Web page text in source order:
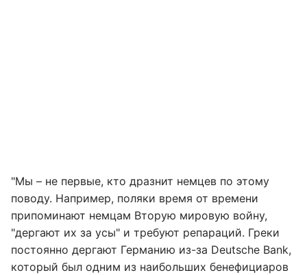
"Мы – не первые, кто дразнит немцев по этому
поводу. Например, поляки время от времени
припоминают немцам Вторую мировую войну,
"дергают их за усы" и требуют репараций. Греки
постоянно дергают Германию из-за Deutsche Bank,
который был одним из наибольших бенефициаров